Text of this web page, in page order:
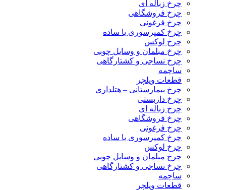
چرخ زباله ای
چرخ فروشگاهی
چرخ فرغونی
چرخ کمپرسوری یا ساده
چرخ لوکس
چرخ مبلمان و وسایل چوبی
چرخ نساجی و کشتارگاهی
ساچمه
قطعات ویلچر
چرخ بیمارستانی – هتلداری
چرخ داربستی
چرخ زباله ای
چرخ فروشگاهی
چرخ فرغونی
چرخ کمپرسوری یا ساده
چرخ لوکس
چرخ مبلمان و وسایل چوبی
چرخ نساجی و کشتارگاهی
ساچمه
قطعات ویلچر